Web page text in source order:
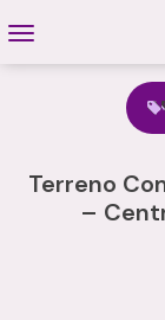
Terreno
–